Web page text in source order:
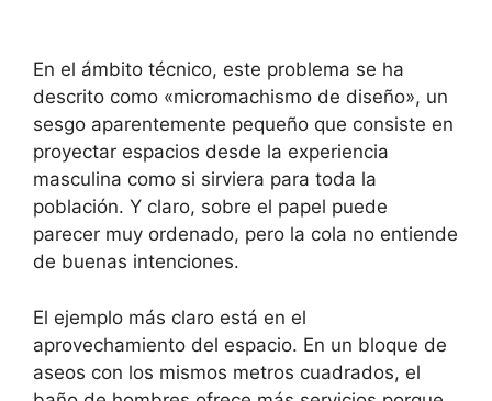
En el ámbito técnico, este problema se ha
descrito como «micromachismo de diseño», un
sesgo aparentemente pequeño que consiste en
proyectar espacios desde la experiencia
masculina como si sirviera para toda la
población. Y claro, sobre el papel puede
parecer muy ordenado, pero la cola no entiende
de buenas intenciones.
El ejemplo más claro está en el
aprovechamiento del espacio. En un bloque de
aseos con los mismos metros cuadrados, el